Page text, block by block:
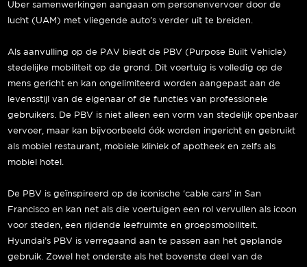
Uber samenwerkingen aangaan om personenvervoer door de
lucht (UAM) met vliegende auto’s verder uit te breiden.
Als aanvulling op de PAV biedt de PBV (Purpose Built Vehicle)
stedelijke mobiliteit op de grond. Dit voertuig is volledig op de
mens gericht en kan ongelimiteerd worden aangepast aan de
levensstijl van de eigenaar of de functies van professionele
gebruikers. De PBV is niet alleen een vorm van stedelijk openbaar
vervoer, maar kan bijvoorbeeld óók worden ingericht en gebruikt
als mobiel restaurant, mobiele kliniek of apotheek en zelfs als
mobiel hotel.
De PBV is geïnspireerd op de iconische ‘cable cars’ in San
Francisco en kan net als die voertuigen een rol vervullen als icoon
voor steden, een rijdende leefruimte en groepsmobiliteit.
Hyundai’s PBV is verregaand aan te passen aan het geplande
gebruik. Zowel het onderste als het bovenste deel van de